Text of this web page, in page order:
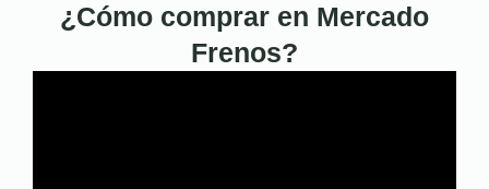
¿Cómo comprar en Mercado
Frenos?